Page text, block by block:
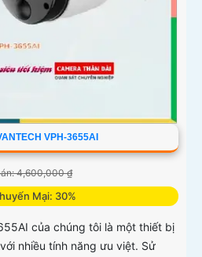
VPH-3655AI
4,600,000 ₫
Mại: 30%
của chúng tôi là một thiết bị
nhiều tính năng ưu việt. Sử